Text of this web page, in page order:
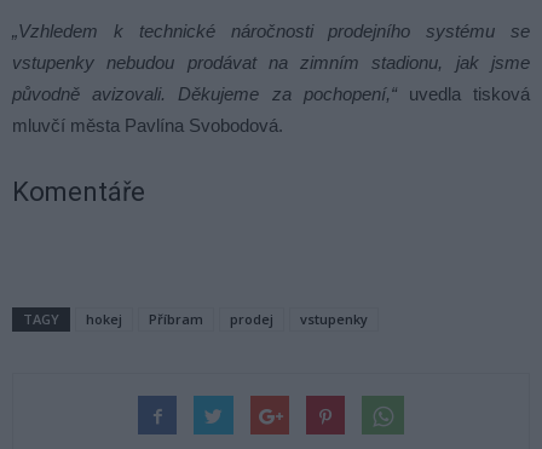
„Vzhledem k technické náročnosti prodejního systému se
vstupenky nebudou prodávat na zimním stadionu, jak jsme
původně avizovali. Děkujeme za pochopení,“uvedla tisková
mluvčí města Pavlína Svobodová.
Komentáře
TAGY hokej Příbram prodej vstupenky